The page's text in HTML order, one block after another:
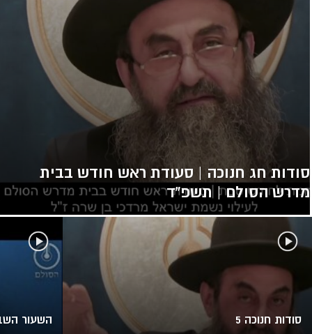
סודות חג חנוכה | סעודת ראש חודש בבית
מדרש הסולם | תשפ”ד
סודות חנוכה 5 השעור